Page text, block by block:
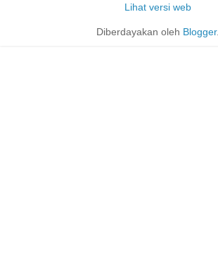
Lihat versi web
Diberdayakan oleh Blogger.